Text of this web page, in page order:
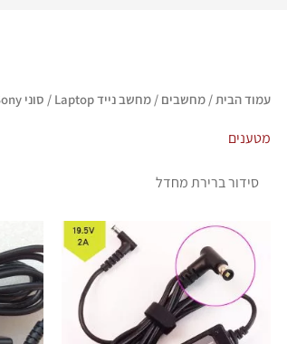
עמוד הבית/ מחשבים / מחשב נייד Laptop / סוני Sony
מטענים
המקורי
היה:
₪ 340.
המחיר
הנוכחי